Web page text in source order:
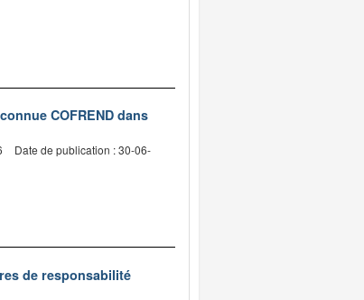
COFREND dans
Date de publication : 30-06-
de responsabilité